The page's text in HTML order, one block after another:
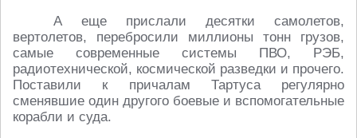
А еще прислали десятки самолетов,
вертолетов, перебросили миллионы тонн грузов,
самые современные системы ПВО, РЭБ,
радиотехнической, космической разведки и прочего.
Поставили к причалам Тартуса регулярно
сменявшие один другого боевые и вспомогательные
корабли и суда.